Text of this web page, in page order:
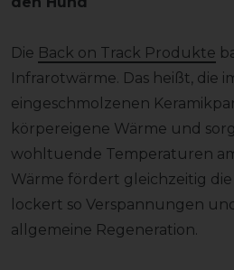
Die Back on Track Produkte
Infrarotwärme. Das heißt, die
eingeschmolzenen
körpereigene Wärme und
wohltuende Temperaturen
Wärme fördert gleichzeitig
lockert so Verspannungen
allgemeine Regeneration.